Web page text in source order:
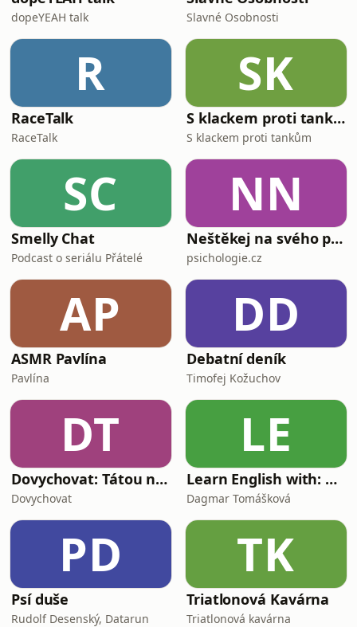
dopeYEAH talk Slavné Osobnosti
R
RaceTalk
RaceTalk
SK
S klackem proti tankům
S klackem proti tankům
SC
Smelly Chat
Podcast o seriálu Přátelé
NN
Neštěkej na svého psa
psichologie.cz
AP
ASMR Pavlína
Pavlína
DD
Debatní deník
Timofej Kožuchov
DT
Dovychovat: Tátou na celý život
Dovychovat
LE
Learn English with: My Life and Other Funny Stories
Dagmar Tomášková
PD
Psí duše
Rudolf Desenský, Datarun
TK
Triatlonová Kavárna
Triatlonová kavárna